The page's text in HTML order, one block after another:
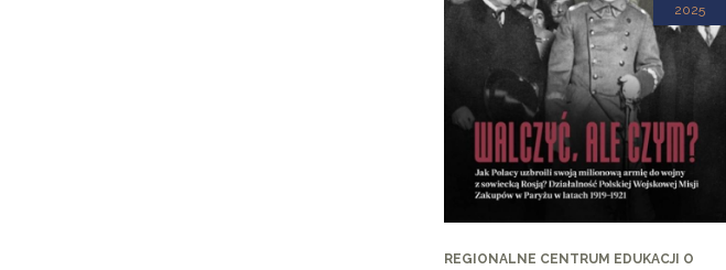
2025
REGIONALNE CENTRUM EDUKACJI O